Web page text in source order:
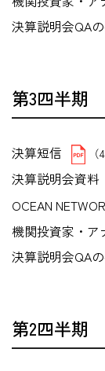
決算説明会QA
第3四半期
決算短信
決算説明会資料
OCEAN
機関投資家・ア
決算説明会QA
第2四半期